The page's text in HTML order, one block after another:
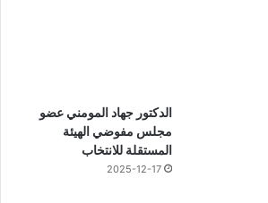
الدكتور جهاد المومني عضو
مجلس مفوضي الهيئة
المستقلة للانتخاب
2025-12-17